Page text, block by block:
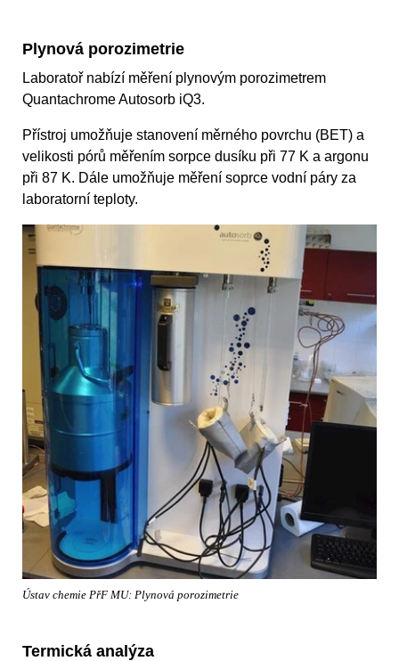
Plynová porozimetrie
Laboratoř nabízí měření plynovým porozimetrem
Quantachrome Autosorb iQ3.
Přístroj umožňuje stanovení měrného povrchu (BET) a
velikosti pórů měřením sorpce dusíku při 77 K a argonu
při 87 K. Dále umožňuje měření soprce vodní páry za
laboratorní teploty.
Ústav chemie PřF MU: Plynová porozimetrie
Termická analýza